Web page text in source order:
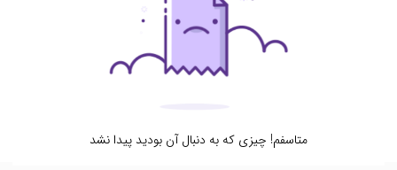
متاسفم! چیزی که به دنبال آن بودید پیدا نشد